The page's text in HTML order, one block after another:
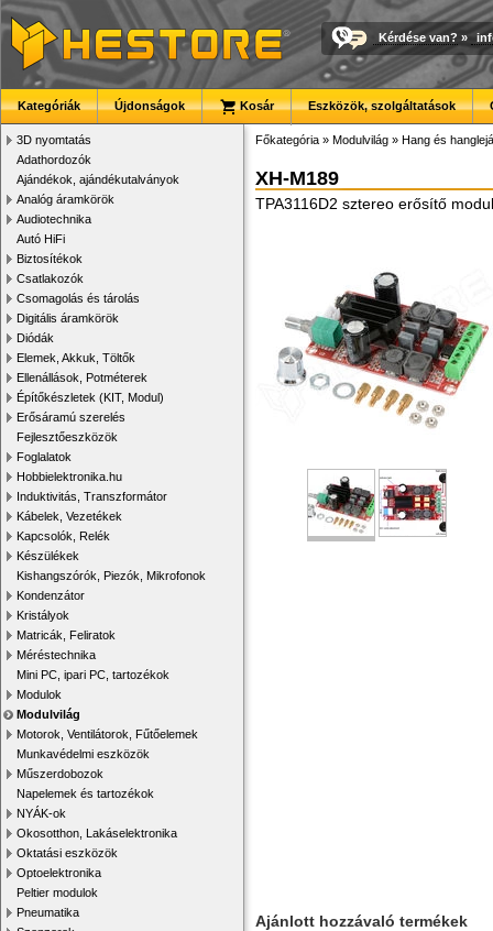
Kérdése van? »
Kategóriák Újdonságok Kosár Eszközök, szolgáltatások
3D nyomtatás
Adathordozók
Ajándékok, ajándékutalványok
Analóg áramkörök
Audiotechnika
Autó HiFi
Biztosítékok
Csatlakozók
Csomagolás és tárolás
Digitális áramkörök
Diódák
Elemek, Akkuk, Töltők
Ellenállások, Potméterek
Építőkészletek (KIT, Modul)
Erősáramú szerelés
Fejlesztőeszközök
Foglalatok
Hobbielektronika.hu
Induktivitás, Transzformátor
Kábelek, Vezetékek
Kapcsolók, Relék
Készülékek
Kishangszórók, Piezók, Mikrofonok
Kondenzátor
Kristályok
Matricák, Feliratok
Méréstechnika
Mini PC, ipari PC, tartozékok
Modulok
Modulvilág
Motorok, Ventilátorok, Fűtőelemek
Munkavédelmi eszközök
Műszerdobozok
Napelemek és tartozékok
NYÁK-ok
Okosotthon, Lakáselektronika
Oktatási eszközök
Optoelektronika
Peltier modulok
Pneumatika
Főkategória » Modulvilág » Hang és
XH-M189
TPA3116D2 sztereo erősítő
Ajánlott hozzávaló termékek